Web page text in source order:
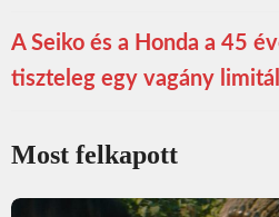
A Seiko és a Honda a 45
tiszteleg egy vagány
Most felkapott